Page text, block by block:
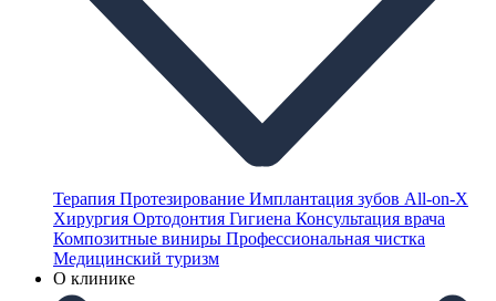
Терапия Протезирование Имплантация зубов All-on-X
Хирургия Ортодонтия Гигиена Консультация врача
Композитные виниры Профессиональная чистка
Медицинский туризм
О клинике